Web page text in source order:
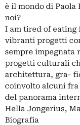
è il mondo di Paola
noi?
I am tired of eating
vibranti progetti
sempre impegnata
progetti culturali
architettura, gra-
coinvolto alcuni
del panorama
Hella Jongerius,
Biografia